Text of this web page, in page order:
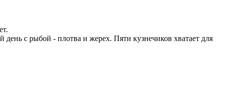
день с рыбой - плотва и жерех. Пяти кузнечиков хватает для